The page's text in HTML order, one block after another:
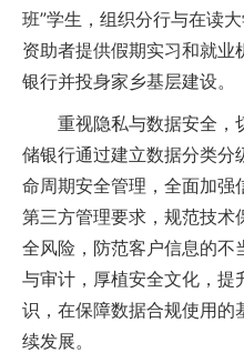
班”学生，组织分行与在读
资助者提供假期实习和就业
银行并投身家乡基层建设。
重视隐私与数据安全，
储银行通过建立数据分类分
命周期安全管理，全面加强
第三方管理要求，规范技术
全风险，防范客户信息的不
与审计，厚植安全文化，提
识，在保障数据合规使用的
续发展。